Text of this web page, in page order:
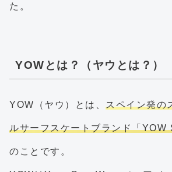
た。
YOWとは？（ヤウとは？）
YOW（ヤウ）とは、 スペイン発の
ルサーフスケートブランド「
のことです。